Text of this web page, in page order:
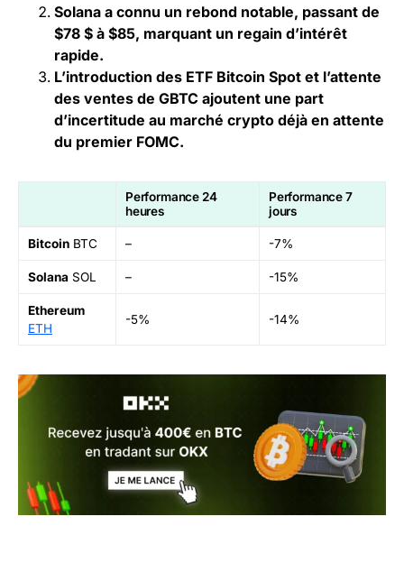
Solana a connu un rebond notable, passant de
$78 $ à $85, marquant un regain d’intérêt
rapide.
L’introduction des ETF Bitcoin Spot et l’attente
des ventes de GBTC ajoutent une part
d’incertitude au marché crypto déjà en attente
du premier FOMC.
Performance 24
heures
Performance 7
jours
Bitcoin BTC – -7%
Solana SOL – -15%
Ethereum
ETH
-5% -14%